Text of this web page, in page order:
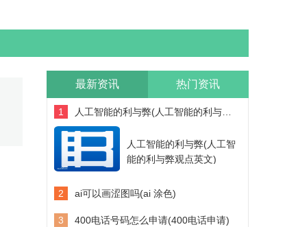
最新资讯 热门资讯
1
人工智能的利与弊(人工智
能的利与弊观点英文)
2 ai可以画涩图吗(ai 涂色)
3 400电话号码怎么申请(400电话申请)